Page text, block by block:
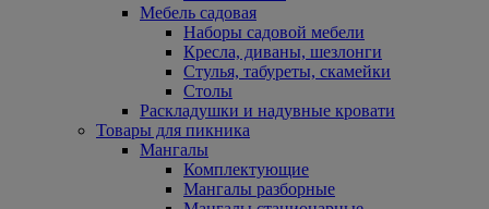
Мебель садовая
Наборы садовой мебели
Кресла, диваны, шезлонги
Стулья, табуреты, скамейки
Столы
Раскладушки и надувные кровати
Товары для пикника
Мангалы
Комплектующие
Мангалы разборные